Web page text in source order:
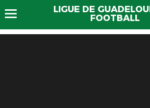
LIGUE DE
FOOTBALL